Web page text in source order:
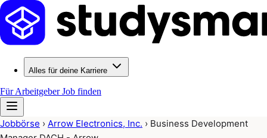
Alles für deine Karriere
Für ArbeitgeberJob finden
Jobbörse › Arrow Electronics, Inc. › Business Development